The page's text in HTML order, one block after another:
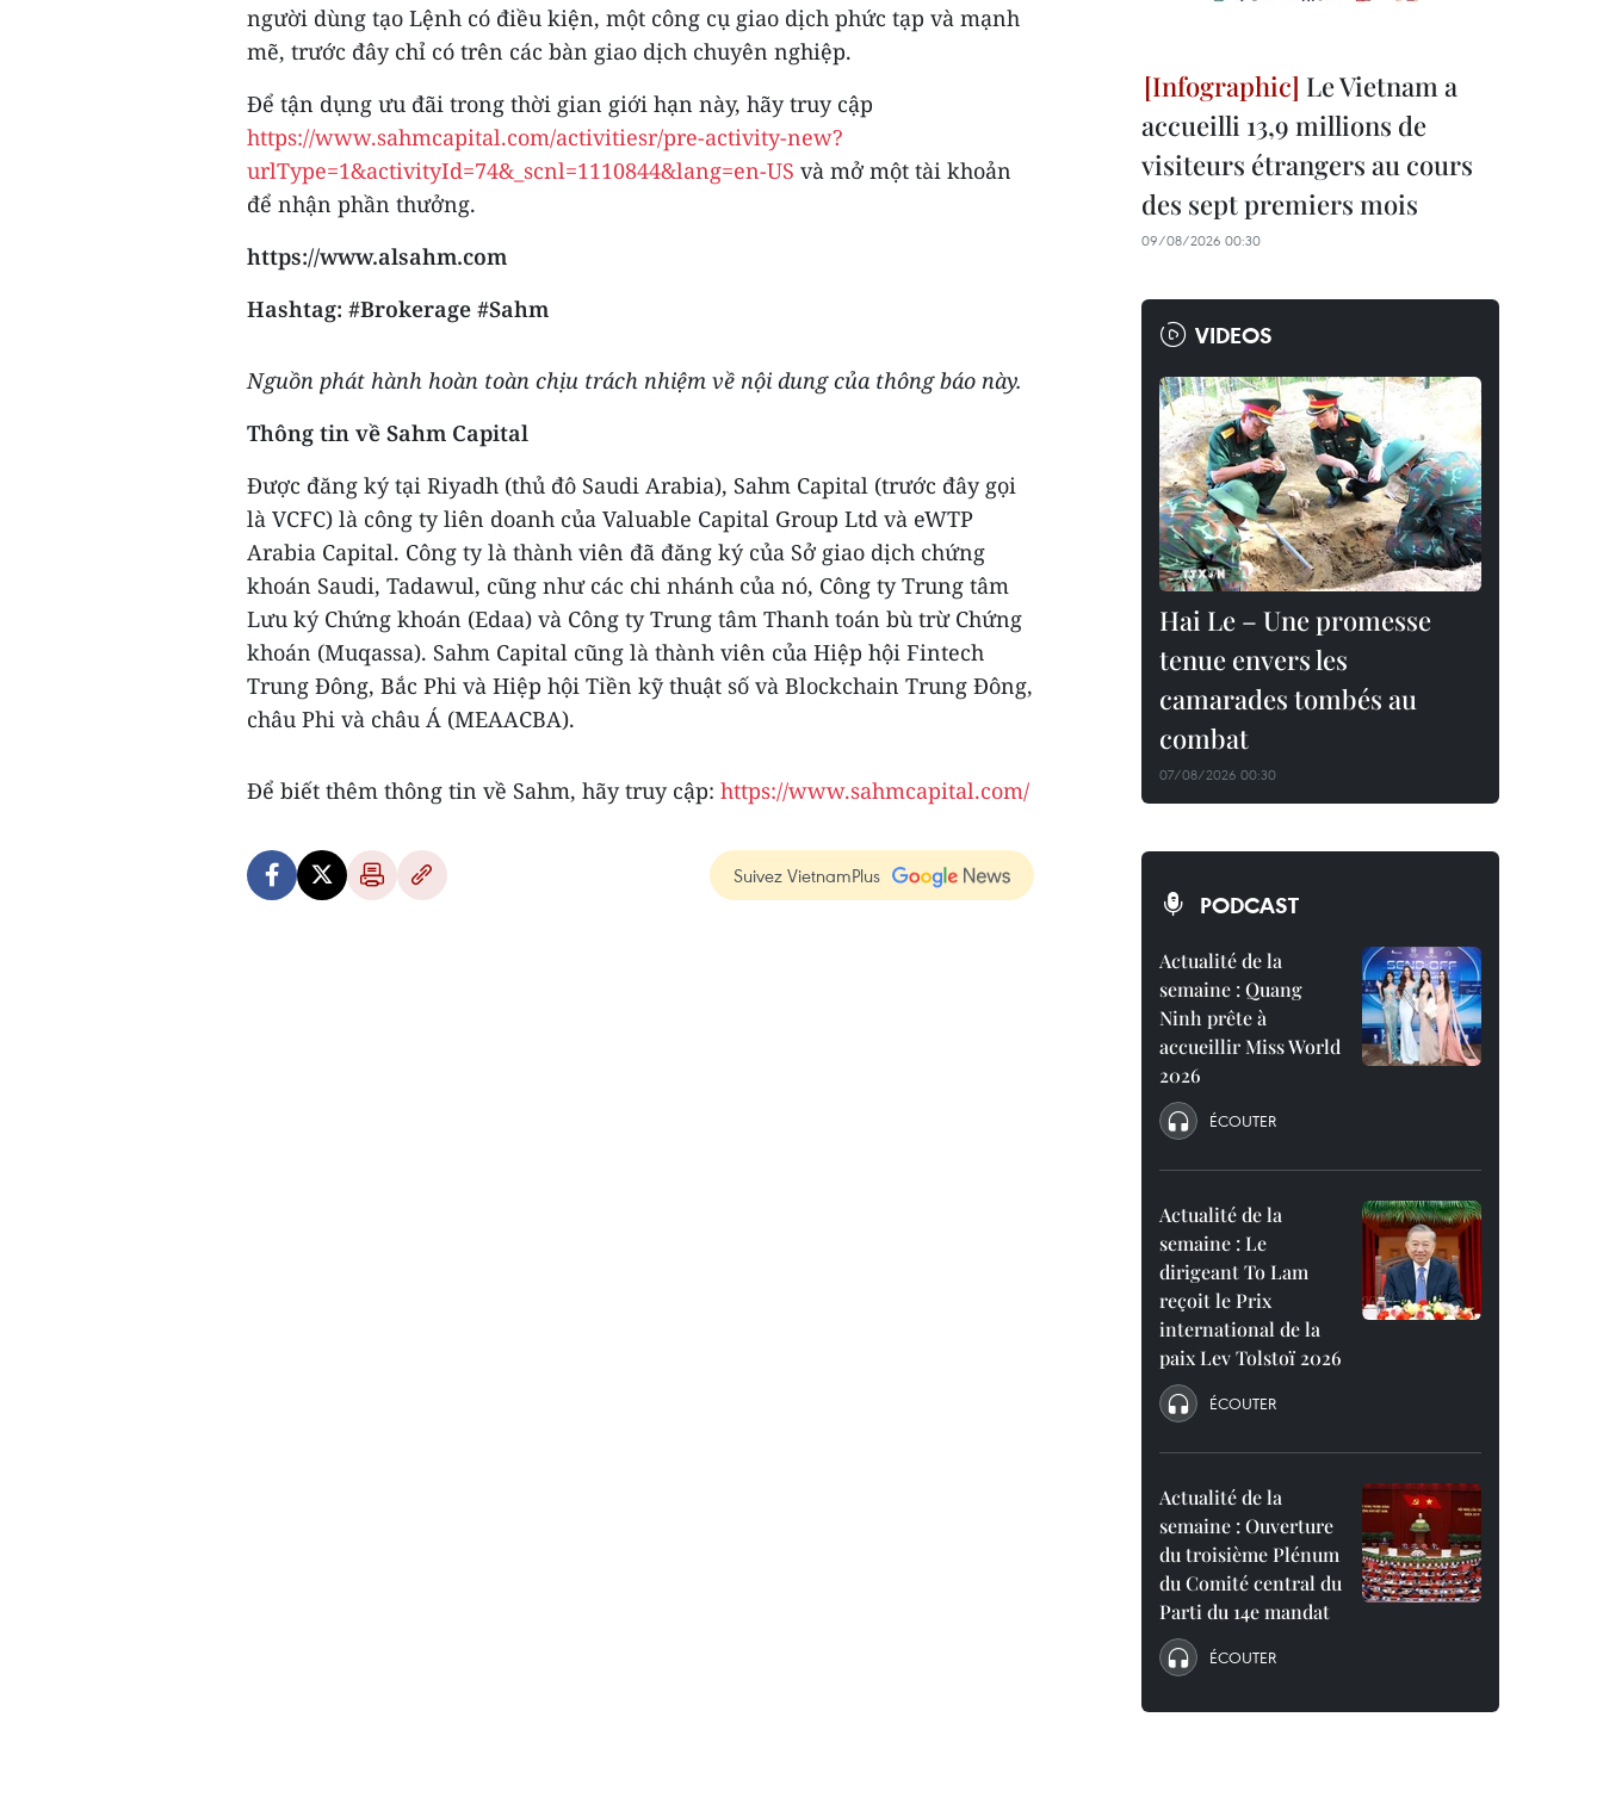
người dùng tạo Lệnh có điều kiện, một công cụ giao dịch phức tạp và mạnh
mẽ, trước đây chỉ có trên các bàn giao dịch chuyên nghiệp.
Để tận dụng ưu đãi trong thời gian giới hạn này, hãy truy cập
https://www.sahmcapital.com/activitiesr/pre-activity-new?
urlType=1&activityId=74&_scnl=1110844&lang=en-US và mở một tài khoản
để nhận phần thưởng.
https://www.alsahm.com
Hashtag: #Brokerage #Sahm
Nguồn phát hành hoàn toàn chịu trách nhiệm về nội dung của thông báo này.
Thông tin về Sahm Capital
Được đăng ký tại Riyadh (thủ đô Saudi Arabia), Sahm Capital (trước đây gọi
là VCFC) là công ty liên doanh của Valuable Capital Group Ltd và eWTP
Arabia Capital. Công ty là thành viên đã đăng ký của Sở giao dịch chứng
khoán Saudi, Tadawul, cũng như các chi nhánh của nó, Công ty Trung tâm
Lưu ký Chứng khoán (Edaa) và Công ty Trung tâm Thanh toán bù trừ Chứng
khoán (Muqassa). Sahm Capital cũng là thành viên của Hiệp hội Fintech
Trung Đông, Bắc Phi và Hiệp hội Tiền kỹ thuật số và Blockchain Trung Đông,
châu Phi và châu Á (MEAACBA).
Để biết thêm thông tin về Sahm, hãy truy cập: https://www.sahmcapital.com/
Suivez VietnamPlus
Le Vietnam a
accueilli 13,9 millions de
visiteurs étrangers au cours
des sept premiers mois
09/08/2026 00:30
VIDEOS
Hai Le – Une promesse
tenue envers les
camarades tombés au
combat
07/08/2026 00:30
PODCAST
Actualité de la
semaine : Quang
Ninh prête à
accueillir Miss World
2026
ÉCOUTER
Actualité de la
semaine : Le
dirigeant To Lam
reçoit le Prix
international de la
paix Lev Tolstoï 2026
ÉCOUTER
Actualité de la
semaine : Ouverture
du troisième Plénum
du Comité central du
Parti du 14e mandat
ÉCOUTER